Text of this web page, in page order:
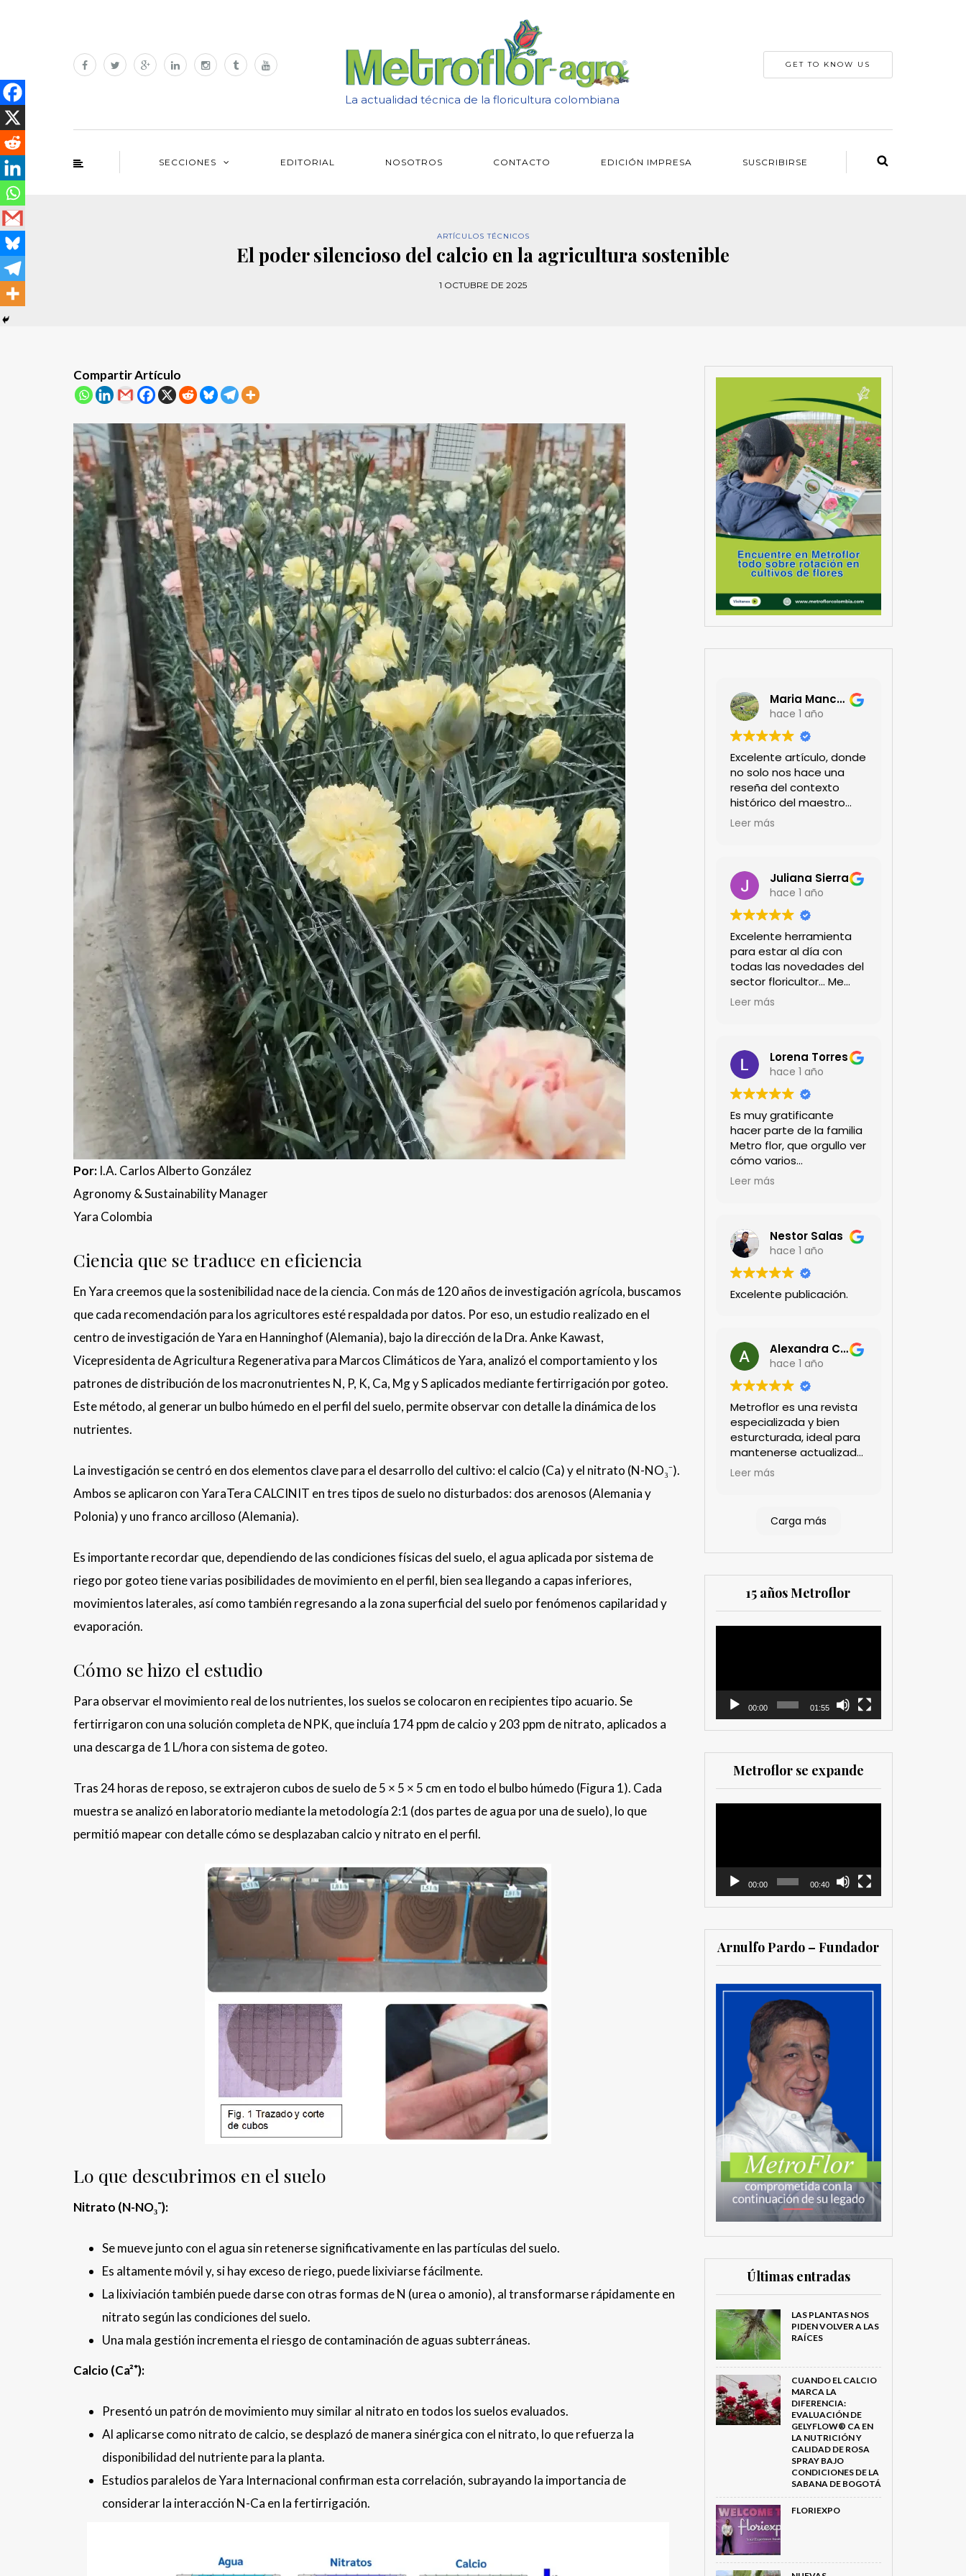
La actualidad técnica de la floricultura colombiana
GET TO KNOW US
SECCIONES EDITORIAL NOSOTROS CONTACTO EDICIÓN IMPRESA SUSCRIBIRSE
ARTÍCULOS TÉCNICOS
El poder silencioso del calcio en la agricultura sostenible
1 OCTUBRE DE 2025
Compartir Artículo
Por: I.A. Carlos Alberto González
Agronomy & Sustainability Manager
Yara Colombia
Ciencia que se traduce en eficiencia
En Yara creemos que la sostenibilidad nace de la ciencia. Con más de 120 años de investigación agrícola, buscamos
que cada recomendación para los agricultores esté respaldada por datos. Por eso, un estudio realizado en el
centro de investigación de Yara en Hanninghof (Alemania), bajo la dirección de la Dra. Anke Kawast,
Vicepresidenta de Agricultura Regenerativa para Marcos Climáticos de Yara, analizó el comportamiento y los
patrones de distribución de los macronutrientes N, P, K, Ca, Mg y S aplicados mediante fertirrigación por goteo.
Este método, al generar un bulbo húmedo en el perfil del suelo, permite observar con detalle la dinámica de los
nutrientes.
La investigación se centró en dos elementos clave para el desarrollo del cultivo: el calcio (Ca) y el nitrato (N-NO₃⁻).
Ambos se aplicaron con YaraTera CALCINIT en tres tipos de suelo no disturbados: dos arenosos (Alemania y
Polonia) y uno franco arcilloso (Alemania).
Es importante recordar que, dependiendo de las condiciones físicas del suelo, el agua aplicada por sistema de
riego por goteo tiene varias posibilidades de movimiento en el perfil, bien sea llegando a capas inferiores,
movimientos laterales, así como también regresando a la zona superficial del suelo por fenómenos capilaridad y
evaporación.
Cómo se hizo el estudio
Para observar el movimiento real de los nutrientes, los suelos se colocaron en recipientes tipo acuario. Se
fertirrigaron con una solución completa de NPK, que incluía 174 ppm de calcio y 203 ppm de nitrato, aplicados a
una descarga de 1 L/hora con sistema de goteo.
Tras 24 horas de reposo, se extrajeron cubos de suelo de 5 × 5 × 5 cm en todo el bulbo húmedo (Figura 1). Cada
muestra se analizó en laboratorio mediante la metodología 2:1 (dos partes de agua por una de suelo), lo que
permitió mapear con detalle cómo se desplazaban calcio y nitrato en el perfil.
Lo que descubrimos en el suelo
Nitrato (N-NO₃⁻):
Se mueve junto con el agua sin retenerse significativamente en las partículas del suelo.
Es altamente móvil y, si hay exceso de riego, puede lixiviarse fácilmente.
La lixiviación también puede darse con otras formas de N (urea o amonio), al transformarse rápidamente en
nitrato según las condiciones del suelo.
Una mala gestión incrementa el riesgo de contaminación de aguas subterráneas.
Calcio (Ca²⁺):
Presentó un patrón de movimiento muy similar al nitrato en todos los suelos evaluados.
Al aplicarse como nitrato de calcio, se desplazó de manera sinérgica con el nitrato, lo que refuerza la
disponibilidad del nutriente para la planta.
Estudios paralelos de Yara Internacional confirman esta correlación, subrayando la importancia de
considerar la interacción N-Ca en la fertirrigación.
Maria Mancera
hace 1 año
Excelente artículo, donde
no solo nos hace una
reseña del contexto
histórico del maestro
jardinero japonés si no
Felicitaciones!!
Leer más
Juliana Sierra
hace 1 año
Excelente herramienta
para estar al día con
todas las novedades del
sector floricultor... Me
encanta!!!
Leer más
Lorena Torres
hace 1 año
Es muy gratificante
hacer parte de la familia
Metro flor, que orgullo ver
cómo varios
profesionales hombres y
técnicas. Gracias por
mantenernos al día.mil
GRACIAS
Leer más
Nestor Salas
hace 1 año
Excelente publicación.
Alexandra Castillo
hace 1 año
Metroflor es una revista
especializada y bien
esturcturada, ideal para
mantenerse actualizado
en el sector floricultor.
estratégica, las
sector así como los
cubrimientos de los
eventos sociales de las
compañías. Es una
que trabajan en el sector
Leer más
Carga más
15 años Metroflor
00:00 01:55
Metroflor se expande
00:00 00:40
Arnulfo Pardo – Fundador
Últimas entradas
LAS PLANTAS NOS
PIDEN VOLVER A LAS
RAÍCES
CUANDO EL CALCIO
MARCA LA
DIFERENCIA:
EVALUACIÓN DE
GELYFLOW® CA EN
LA NUTRICIÓN Y
CALIDAD DE ROSA
SPRAY BAJO
CONDICIONES DE LA
SABANA DE BOGOTÁ
FLORIEXPO